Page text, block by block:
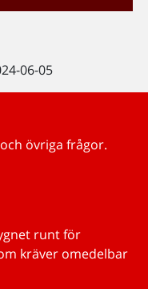
06-05
övriga frågor.
runt för
kräver omedelbar